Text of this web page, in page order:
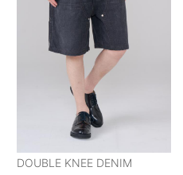
DOUBLE KNEE DENIM